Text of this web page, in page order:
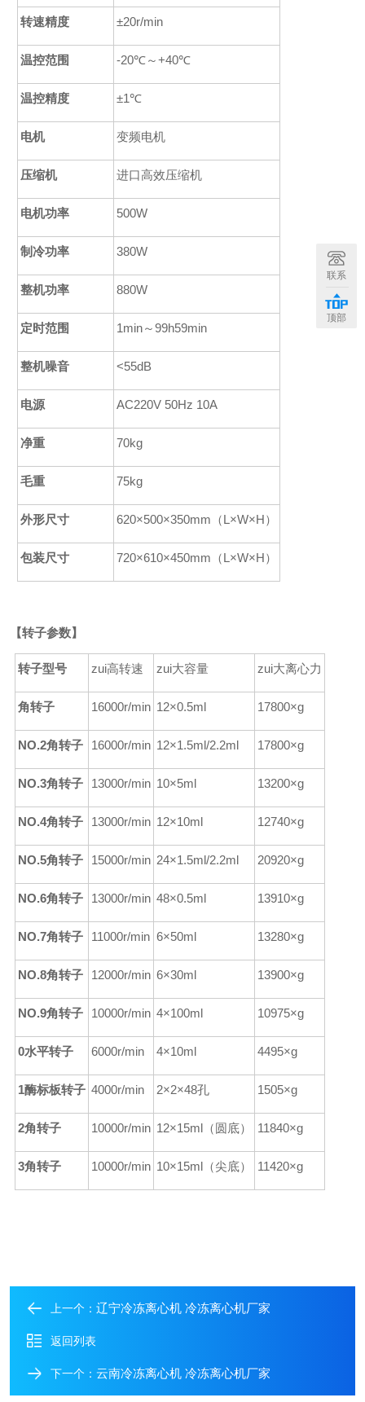
转速精度 ±20r/min
温控范围 -20℃～+40℃
温控精度 ±1℃
电机 变频电机
压缩机 进口高效压缩机
电机功率 500W
制冷功率 380W
整机功率 880W
定时范围 1min～99h59min
整机噪音 <55dB
电源 AC220V 50Hz 10A
净重 70kg
毛重 75kg
外形尺寸 620×500×350mm （L ×W×H）
包装尺寸 720×610×450mm （L ×W×H）
【转子参数】
转子型号 zui高转速 zui大容量 zui大离心力
角转子 16000r/min 12×0.5ml 17800×g
NO.2角转子 16000r/min 12×1.5ml/2.2ml 17800×g
NO.3角转子 13000r/min 10×5ml 13200×g
NO.4角转子 13000r/min 12×10ml 12740×g
NO.5角转子 15000r/min 24×1.5ml/2.2ml 20920×g
NO.6角转子 13000r/min 48×0.5ml 13910×g
NO.7角转子 11000r/min 6×50ml 13280×g
NO.8角转子 12000r/min 6×30ml 13900×g
NO.9角转子 10000r/min 4×100ml 10975×g
0水平转子 6000r/min 4×10ml 4495×g
1酶标板转子 4000r/min 2×2×48孔 1505×g
2角转子 10000r/min 12×15ml（圆底） 11840×g
3角转子 10000r/min 10×15ml（尖底） 11420×g
上一个： 辽宁冷冻离心机 冷冻离心机厂家
返回列表
下一个： 云南冷冻离心机 冷冻离心机厂家
联系
顶部